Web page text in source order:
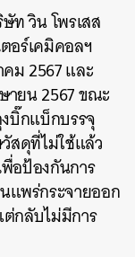
ท วิน โพรเสส
อร์เคมิคอลฯ
ม 2567 และ
ายน 2567 ขณะ
บิ๊กแบ็กบรรจุ
สดุที่ไม่ใช้แล้ว
อป้องกันการ
แพร่กระจายออก
กลับไม่มีการ